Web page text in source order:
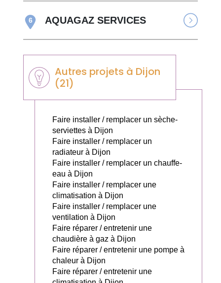
6 AQUAGAZ SERVICES
Autres projets à Dijon
(21)
Faire installer / remplacer un sèche-
serviettes à Dijon
Faire installer / remplacer un
radiateur à Dijon
Faire installer / remplacer un chauffe-
eau à Dijon
Faire installer / remplacer une
climatisation à Dijon
Faire installer / remplacer une
ventilation à Dijon
Faire réparer / entretenir une
chaudière à gaz à Dijon
Faire réparer / entretenir une pompe à
chaleur à Dijon
Faire réparer / entretenir une